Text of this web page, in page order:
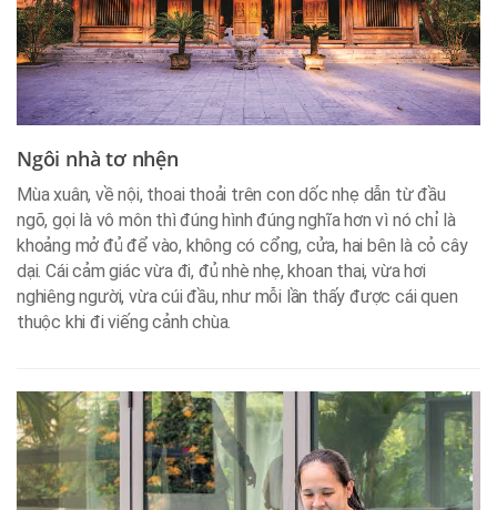
Ngôi nhà tơ nhện
Mùa xuân, về nội, thoai thoải trên con dốc nhẹ dẫn từ đầu
ngõ, gọi là vô môn thì đúng hình đúng nghĩa hơn vì nó chỉ là
khoảng mở đủ để vào, không có cổng, cửa, hai bên là cỏ cây
dại. Cái cảm giác vừa đi, đủ nhè nhẹ, khoan thai, vừa hơi
nghiêng người, vừa cúi đầu, như mỗi lần thấy được cái quen
thuộc khi đi viếng cảnh chùa.